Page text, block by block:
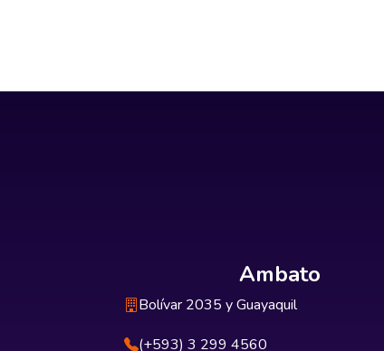
Ambato
Bolívar 2035 y Guayaquil
(+593) 3 299 4560